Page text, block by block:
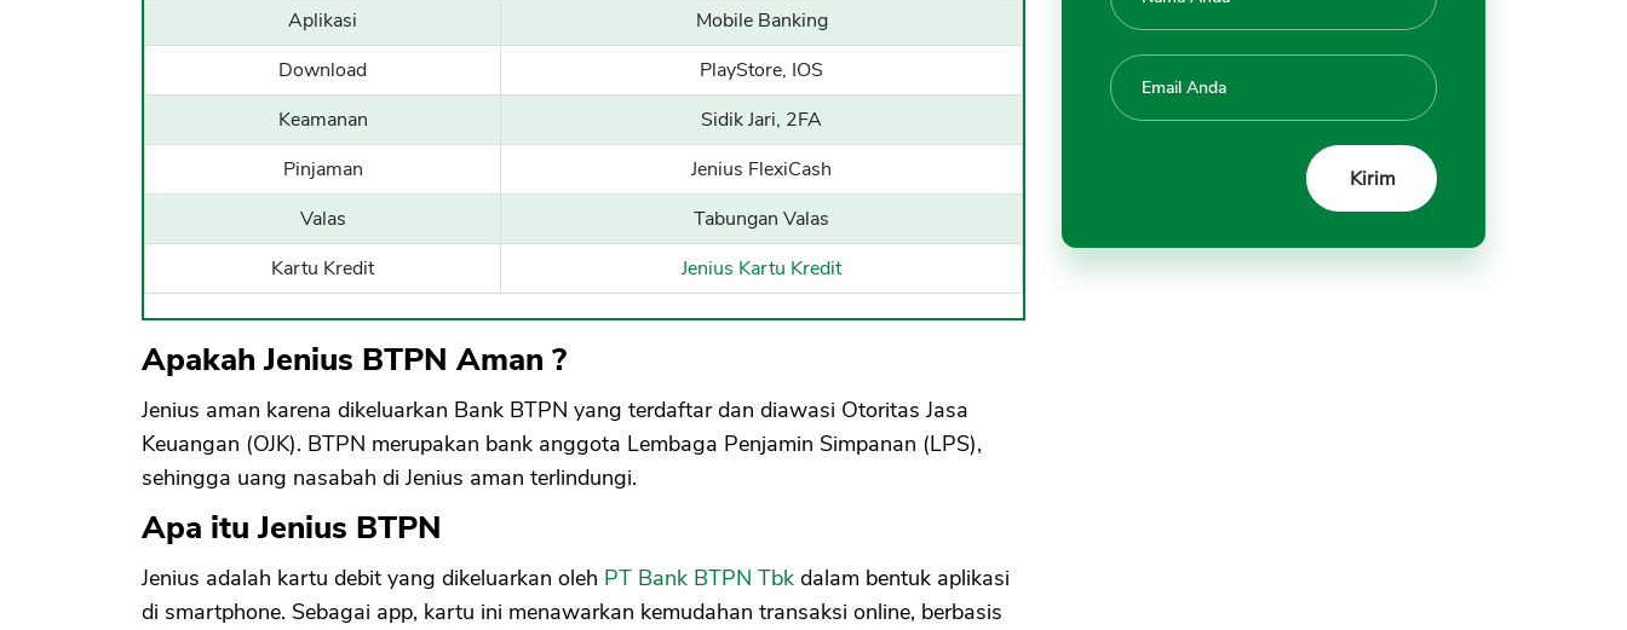
Aplikasi
Mobile Banking
Download
PlayStore, IOS
Keamanan
Sidik Jari, 2FA
Pinjaman
Jenius FlexiCash
Valas
Tabungan Valas
Kartu Kredit
Jenius Kartu Kredit
Apakah Jenius BTPN Aman ?
Jenius aman karena dikeluarkan Bank BTPN yang terdaftar dan diawasi Otoritas Jasa
Keuangan (OJK). BTPN merupakan bank anggota Lembaga Penjamin Simpanan (LPS),
sehingga uang nasabah di Jenius aman terlindungi.
Apa itu Jenius BTPN
Jenius adalah kartu debit yang dikeluarkan oleh PT Bank BTPN Tbk dalam bentuk aplikasi
di smartphone. Sebagai app, kartu ini menawarkan kemudahan transaksi online, berbasis
Review Jenius Kartu Debit
Digital Bank Pertama